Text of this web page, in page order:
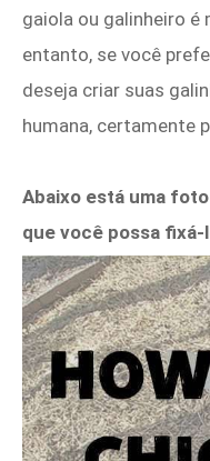
gaiola ou galinheiro é
entanto, se você
deseja criar suas
humana, certamente
Abaixo está uma
que você possa fixá-